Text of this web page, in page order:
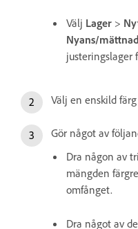
Välj Lager >
Nyans/mättnad
justeringslager
Välj en enskild
Gör något av
Dra någon av
mängden
omfånget.
Dra något av